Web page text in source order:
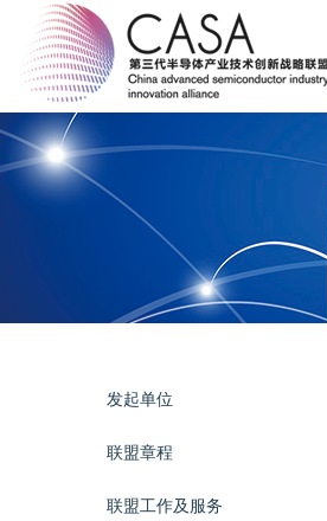
发起单位
联盟章程
联盟工作及服务